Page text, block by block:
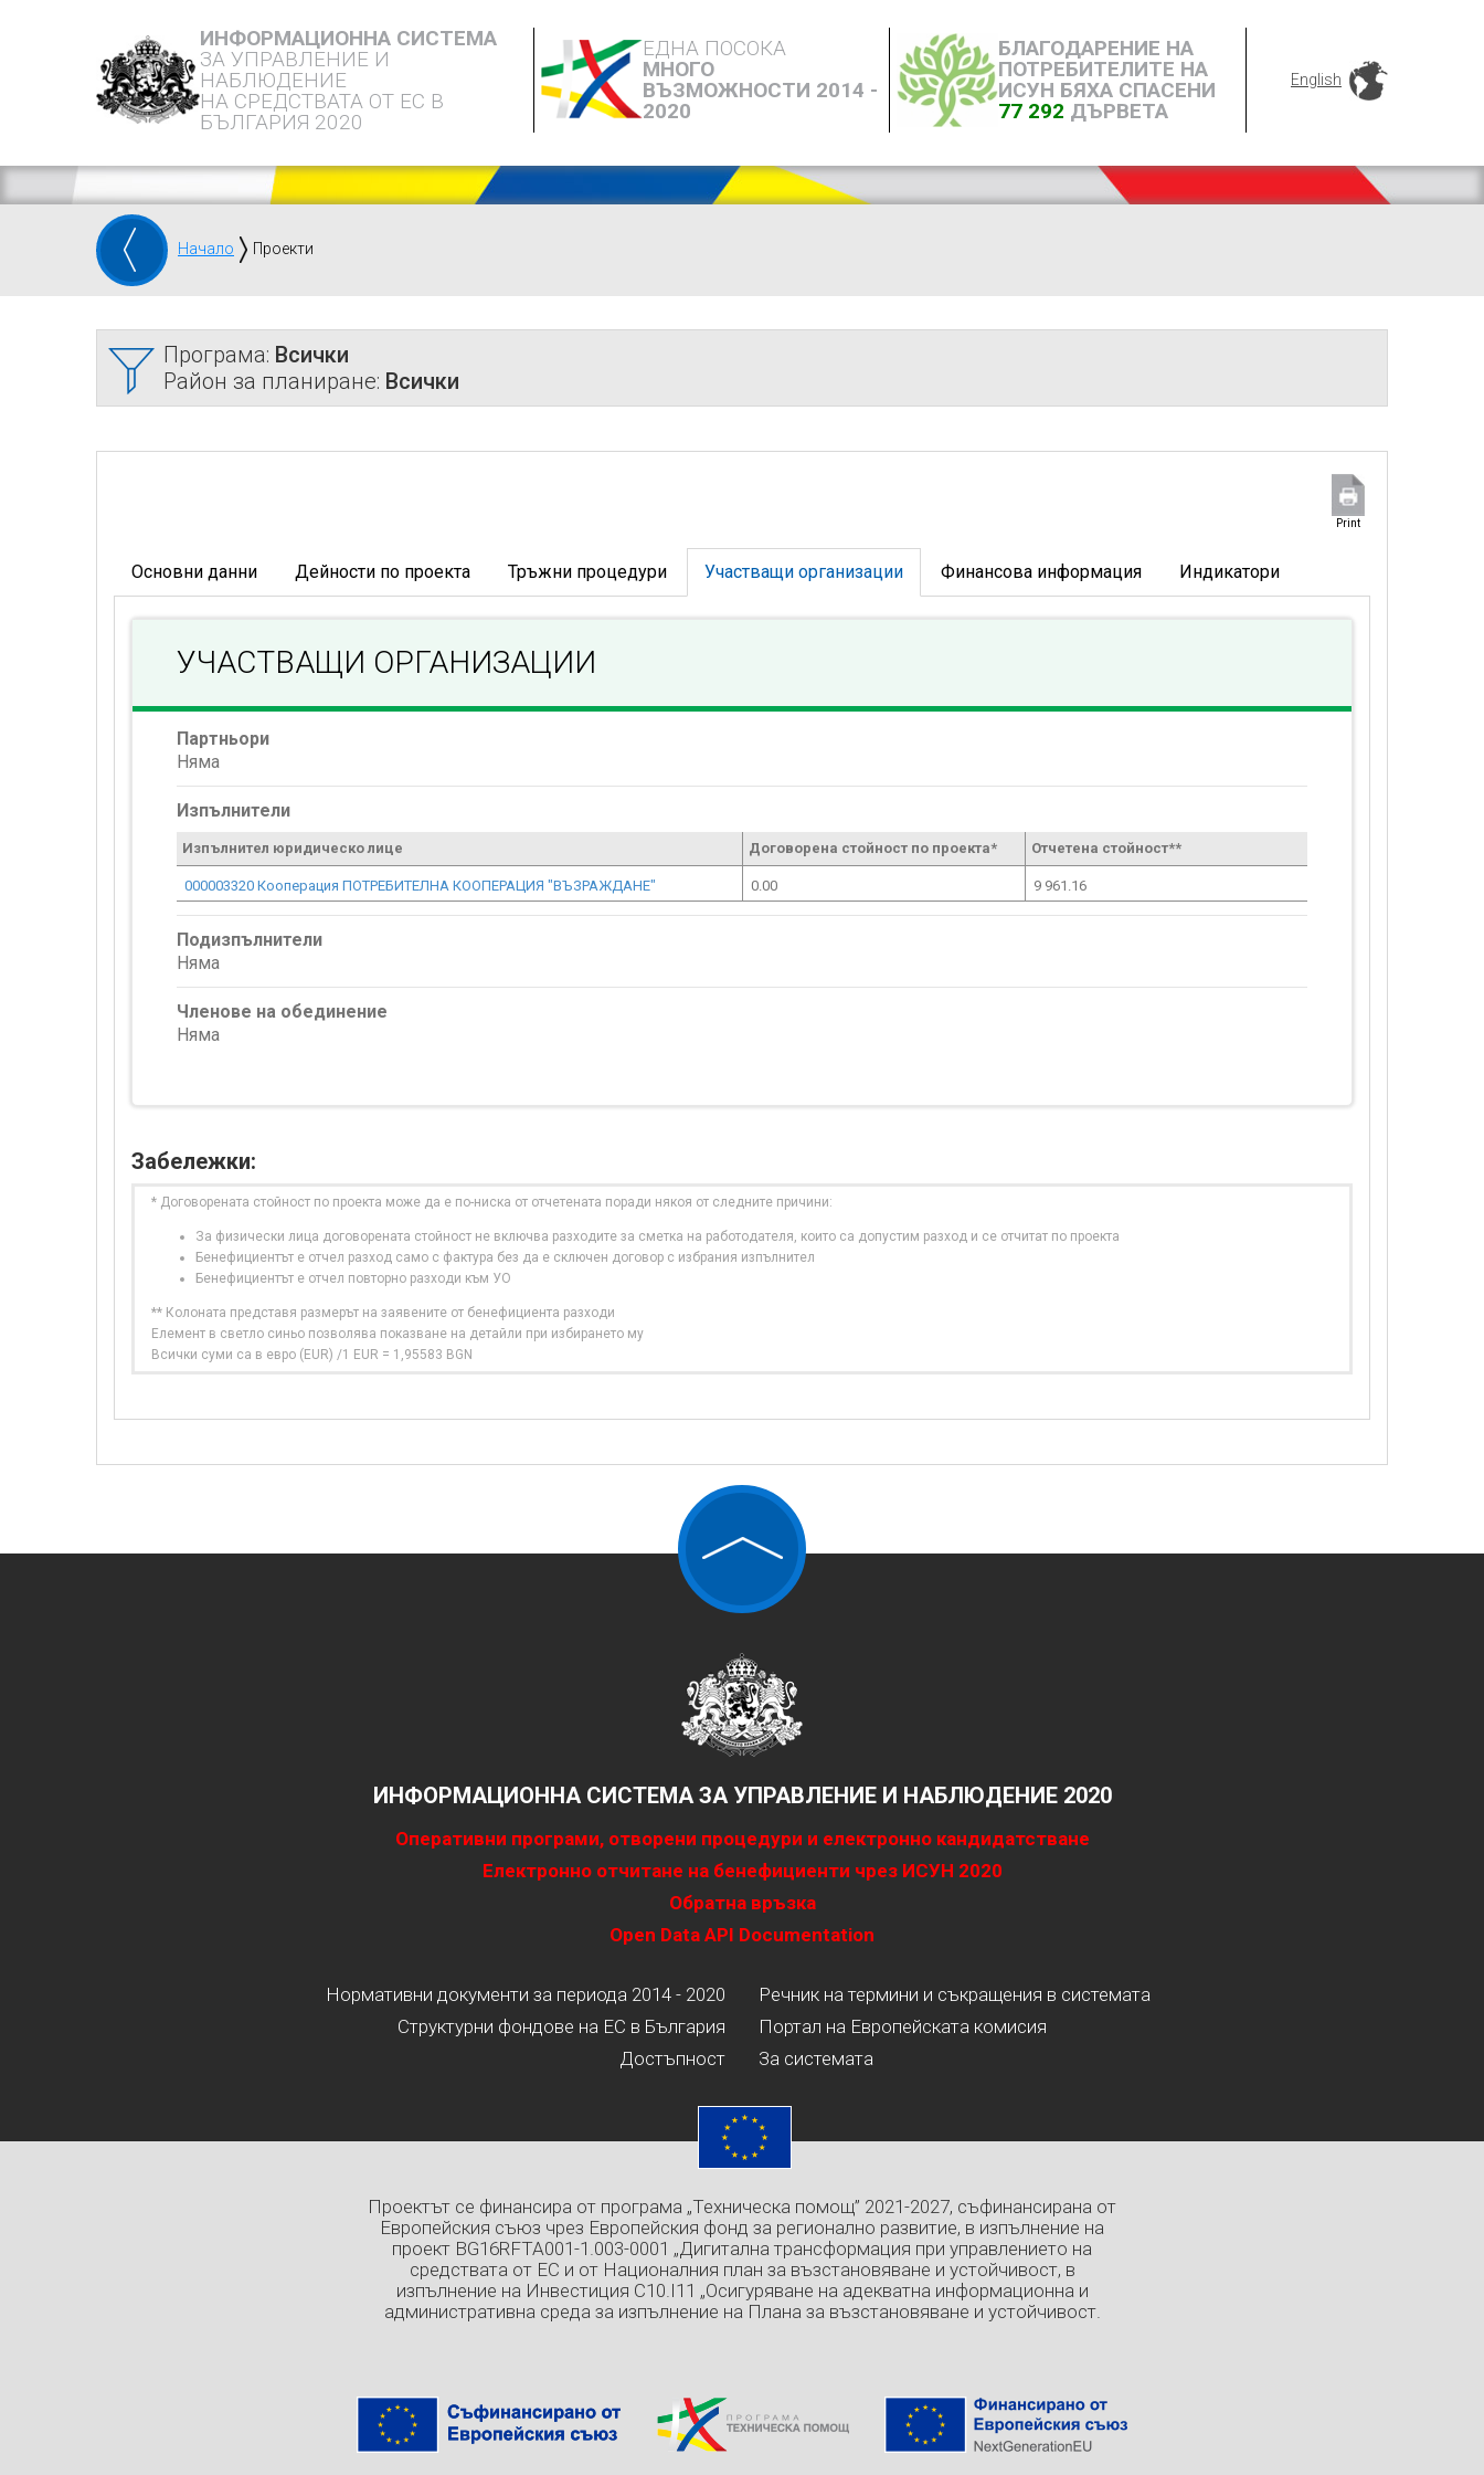
ИНФОРМАЦИОННА СИСТЕМА
ЗА УПРАВЛЕНИЕ И
НАБЛЮДЕНИЕ
НА СРЕДСТВАТА ОТ ЕС В
БЪЛГАРИЯ 2020
ЕДНА ПОСОКА
МНОГО
ВЪЗМОЖНОСТИ 2014 -
2020
БЛАГОДАРЕНИЕ НА
ПОТРЕБИТЕЛИТЕ НА
ИСУН БЯХА СПАСЕНИ
77 292 ДЪРВЕТА
English
Начало Проекти
Програма: Всички
Район за планиране: Всички
Print
Основни данни Дейности по проекта Тръжни процедури Участващи организации Финансова информация Индикатори
УЧАСТВАЩИ ОРГАНИЗАЦИИ
Партньори
Няма
Изпълнители
Изпълнител юридическо лице Договорена стойност по проекта* Отчетена стойност**
000003320 Кооперация ПОТРЕБИТЕЛНА КООПЕРАЦИЯ "ВЪЗРАЖДАНЕ" 0.00 9 961.16
Подизпълнители
Няма
Членове на обединение
Няма
Забележки:
* Договорената стойност по проекта може да е по-ниска от отчетената поради някоя от следните причини:
За физически лица договорената стойност не включва разходите за сметка на работодателя, които са допустим разход и се отчитат по проекта
Бенефициентът е отчел разход само с фактура без да е сключен договор с избрания изпълнител
Бенефициентът е отчел повторно разходи към УО
** Колоната представя размерът на заявените от бенефициента разходи
Елемент в светло синьо позволява показване на детайли при избирането му
Всички суми са в евро (EUR) /1 EUR = 1,95583 BGN
ИНФОРМАЦИОННА СИСТЕМА ЗА УПРАВЛЕНИЕ И НАБЛЮДЕНИЕ 2020
Оперативни програми, отворени процедури и електронно кандидатстване
Електронно отчитане на бенефициенти чрез ИСУН 2020
Обратна връзка
Open Data API Documentation
Нормативни документи за периода 2014 - 2020
Структурни фондове на ЕС в България
Достъпност
Речник на термини и съкращения в системата
Портал на Европейската комисия
За системата
Проектът се финансира от програма „Техническа помощ” 2021-2027, съфинансирана от
Европейския съюз чрез Европейския фонд за регионално развитие, в изпълнение на
проект BG16RFTA001-1.003-0001 „Дигитална трансформация при управлението на
средствата от ЕС и от Националния план за възстановяване и устойчивост, в
изпълнение на Инвестиция C10.I11 „Осигуряване на адекватна информационна и
административна среда за изпълнение на Плана за възстановяване и устойчивост.